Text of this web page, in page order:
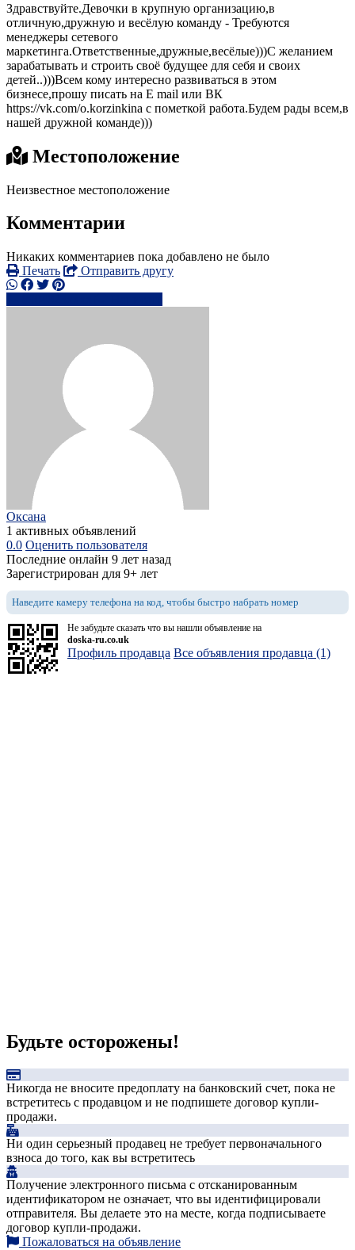
Здравствуйте.Девочки в крупную организацию,в
отличную,дружную и весёлую команду - Требуются
менеджеры сетевого
маркетинга.Ответственные,дружные,весёлые)))С желанием
зарабатывать и строить своё будущее для себя и своих
детей..)))Всем кому интересно развиваться в этом
бизнесе,прошу писать на E mail или ВК
https://vk.com/o.korzinkina с пометкой работа.Будем рады всем,в
нашей дружной команде)))
Местоположение
Неизвестное местоположение
Комментарии
Никаких комментариев пока добавлено не было
Печать
Отправить другу
Оксана
1 активных объявлений
0.0 Оценить пользователя
Последние онлайн 9 лет назад
Зарегистрирован для 9+ лет
Наведите камеру телефона на код, чтобы быстро набрать номер
Не забудьте сказать что вы нашли объявление на
doska-ru.co.uk
Профиль продавца Все объявления продавца (1)
Будьте осторожены!
Никогда не вносите предоплату на банковский счет, пока не
встретитесь с продавцом и не подпишете договор купли-
продажи.
Ни один серьезный продавец не требует первоначального
взноса до того, как вы встретитесь
Получение электронного письма с отсканированным
идентификатором не означает, что вы идентифицировали
отправителя. Вы делаете это на месте, когда подписываете
договор купли-продажи.
Пожаловаться на объявление